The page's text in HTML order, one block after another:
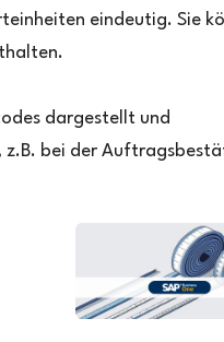
eindeutig. Sie
dargestellt und
bei der